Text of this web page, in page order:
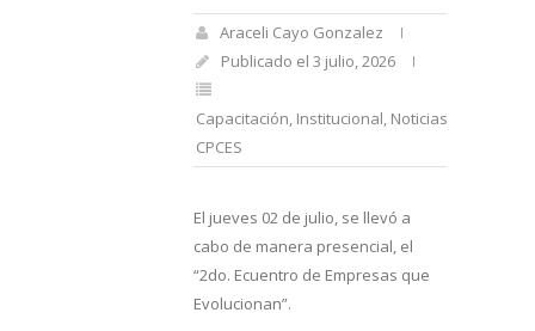
Araceli Cayo Gonzalez
Publicado el 3 julio, 2026
Capacitación Institucional Noticias
CPCES
El jueves 02 de julio, se llevó a
cabo de manera presencial, el
“2do. Ecuentro de Empresas que
Evolucionan”.